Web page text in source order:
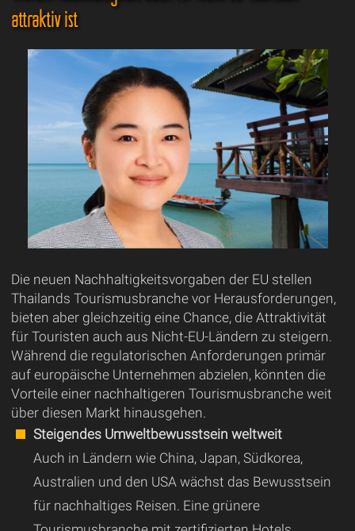
attraktiv ist
Die neuen Nachhaltigkeitsvorgaben der EU stellen
Thailands Tourismusbranche vor Herausforderungen,
bieten aber gleichzeitig eine Chance, die Attraktivität
für Touristen auch aus Nicht-EU-Ländern zu steigern.
Während die regulatorischen Anforderungen primär
auf europäische Unternehmen abzielen, könnten die
Vorteile einer nachhaltigeren Tourismusbranche weit
über diesen Markt hinausgehen.
Steigendes Umweltbewusstsein weltweit
Auch in Ländern wie China, Japan, Südkorea,
Australien und den USA wächst das Bewusstsein
für nachhaltiges Reisen. Eine grünere